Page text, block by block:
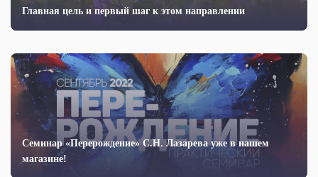
Главная цель и первый шаг к этом направлении
Семинар «Перерождение» С.Н. Лазарева уже в нашем
магазине!